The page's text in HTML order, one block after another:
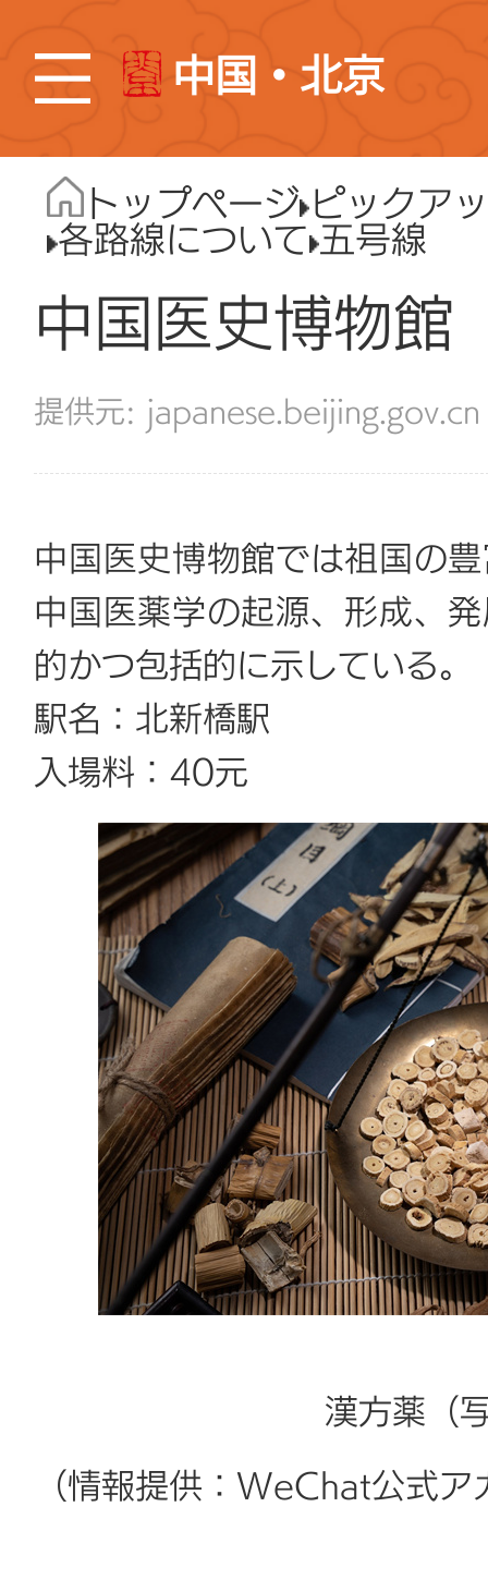
中国・北京
トップページ ピックア
各路線について 五号線
中国医史博物館
japanese.beijing.gov.cn
中国医史博物館では祖国の
中国医薬学の起源、形成、
的かつ包括的に示している。
駅名：北新橋駅
入場料：40元
漢方薬（
（情報提供：WeChat公式